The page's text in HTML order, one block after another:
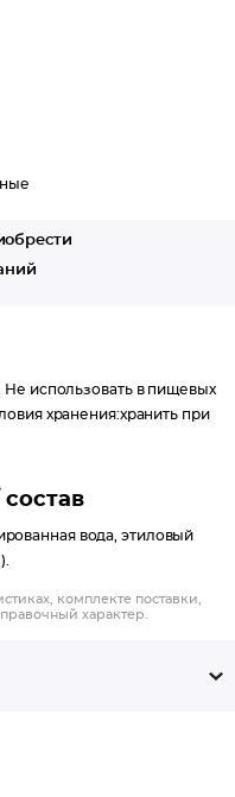
Не использовать в пищевых
хранения:хранить при
вода, этиловый
комплекте поставки,
характер.